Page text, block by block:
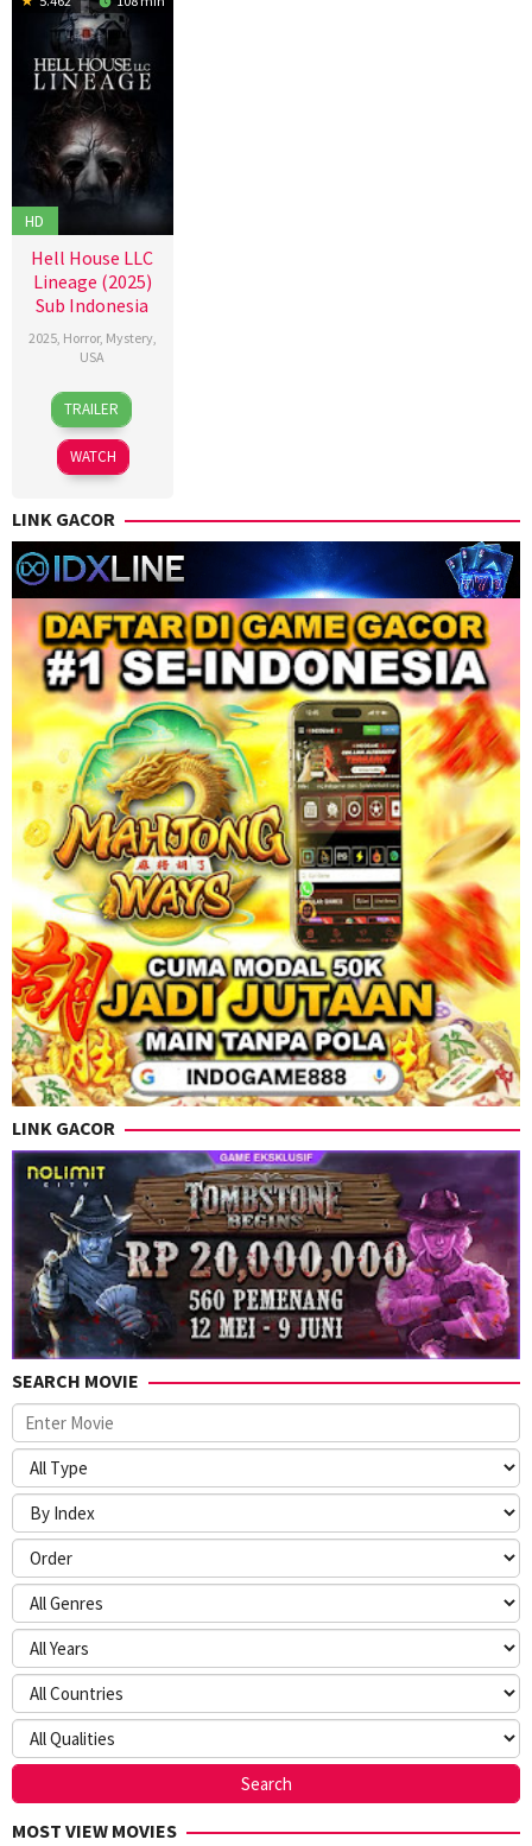
HD
Hell House LLC
Lineage (2025)
Sub Indonesia
2025, Horror, Mystery,
USA
22
Aug
2025
Stephen
Cognetti
TRAILER
WATCH
LINK GACOR
LINK GACOR
SEARCH MOVIE
MOST VIEW MOVIES